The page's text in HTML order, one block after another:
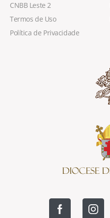
CNBB Leste 2
Termos de Uso
Política de Privacidade